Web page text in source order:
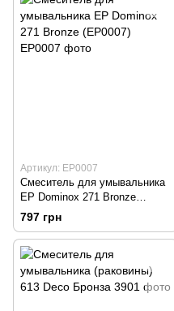
Артикул: EP0007
Смеситель для умывальника
EP Dominox 271 Bronze
(EP0007)
797 грн